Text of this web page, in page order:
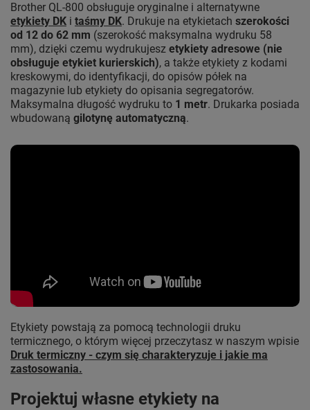
Brother QL-800 obsługuje oryginalne i alternatywne
etykiety DK i taśmy DK. Drukuje na etykietach szerokości
od 12 do 62 mm (szerokość maksymalna wydruku 58
mm), dzięki czemu wydrukujesz etykiety adresowe (nie
obsługuje etykiet kurierskich), a także etykiety z kodami
kreskowymi, do identyfikacji, do opisów półek na
magazynie lub etykiety do opisania segregatorów.
Maksymalna długość wydruku to 1 metr. Drukarka posiada
wbudowaną gilotynę automatyczną.
Etykiety powstają za pomocą technologii druku
termicznego, o którym więcej przeczytasz w naszym wpisie
Druk termiczny - czym się charakteryzuje i jakie ma
zastosowania.
Projektuj własne etykiety na